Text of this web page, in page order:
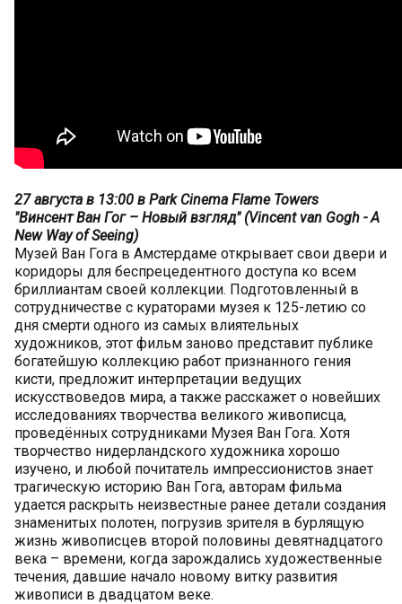
27 августа в 13:00 в Park Cinema Flame Towers
"Винсент Ван Гог – Новый взгляд" (Vincent van Gogh - A
New Way of Seeing)
Музей Ван Гога в Амстердаме открывает свои двери и
коридоры для беспрецедентного доступа ко всем
бриллиантам своей коллекции. Подготовленный в
сотрудничестве с кураторами музея к 125-летию со
дня смерти одного из самых влиятельных
художников, этот фильм заново представит публике
богатейшую коллекцию работ признанного гения
кисти, предложит интерпретации ведущих
искусствоведов мира, а также расскажет о новейших
исследованиях творчества великого живописца,
проведённых сотрудниками Музея Ван Гога. Хотя
творчество нидерландского художника хорошо
изучено, и любой почитатель импрессионистов знает
трагическую историю Ван Гога, авторам фильма
удается раскрыть неизвестные ранее детали создания
знаменитых полотен, погрузив зрителя в бурлящую
жизнь живописцев второй половины девятнадцатого
века – времени, когда зарождались художественные
течения, давшие начало новому витку развития
живописи в двадцатом веке.